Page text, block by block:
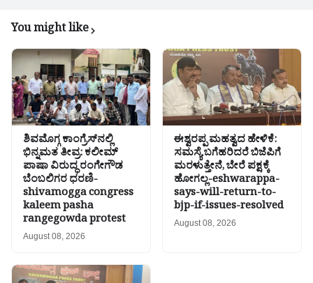
You might like
ಶಿವಮೊಗ್ಗ ಕಾಂಗ್ರೆಸ್‌ನಲ್ಲಿ
ಭಿನ್ನಮತ ತೀವ್ರ: ಕಲೀಮ್
ಪಾಷಾ ವಿರುದ್ಧ ರಂಗೇಗೌಡ
ಬೆಂಬಲಿಗರ ಧರಣಿ-
shivamogga congress
kaleem pasha
rangegowda protest
August 08, 2026
ಈಶ್ವರಪ್ಪ ಮಹತ್ವದ ಹೇಳಿಕೆ:
ಸಮಸ್ಯೆ ಬಗೆಹರಿದರೆ ಬಿಜೆಪಿಗೆ
ಮರಳುತ್ತೇನೆ, ಬೇರೆ ಪಕ್ಷಕ್ಕೆ
ಹೋಗಲ್ಲ-eshwarappa-
says-will-return-to-
bjp-if-issues-resolved
August 08, 2026